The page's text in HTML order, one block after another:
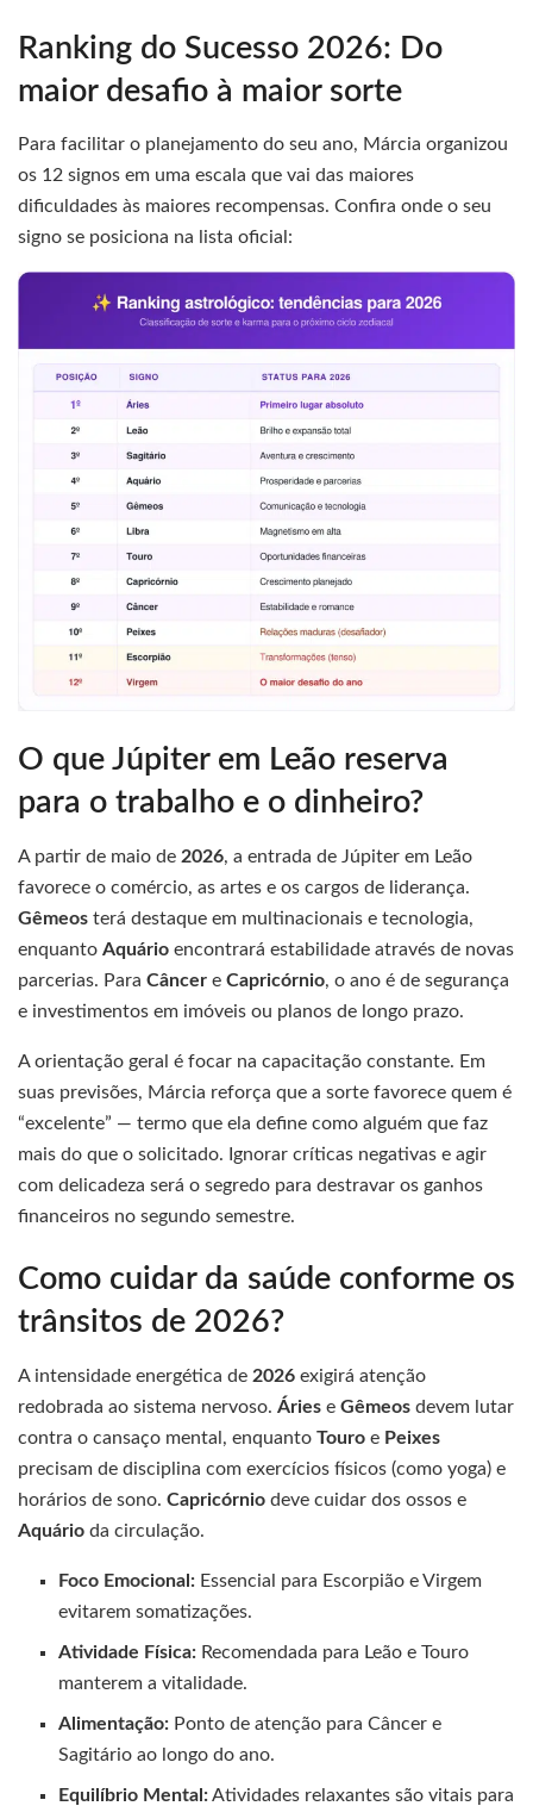
Ranking do Sucesso 2026: Do
maior desafio à maior sorte
Para facilitar o planejamento do seu ano, Márcia organizou
os 12 signos em uma escala que vai das maiores
dificuldades às maiores recompensas. Confira onde o seu
signo se posiciona na lista oficial:
O que Júpiter em Leão reserva
para o trabalho e o dinheiro?
A partir de maio de 2026, a entrada de Júpiter em Leão
favorece o comércio, as artes e os cargos de liderança.
Gêmeos terá destaque em multinacionais e tecnologia,
enquanto Aquário encontrará estabilidade através de novas
parcerias. Para Câncer e Capricórnio, o ano é de segurança
e investimentos em imóveis ou planos de longo prazo.
A orientação geral é focar na capacitação constante. Em
suas previsões, Márcia reforça que a sorte favorece quem é
“excelente” — termo que ela define como alguém que faz
mais do que o solicitado. Ignorar críticas negativas e agir
com delicadeza será o segredo para destravar os ganhos
financeiros no segundo semestre.
Como cuidar da saúde conforme os
trânsitos de 2026?
A intensidade energética de 2026 exigirá atenção
redobrada ao sistema nervoso. Áries e Gêmeos devem lutar
contra o cansaço mental, enquanto Touro e Peixes
precisam de disciplina com exercícios físicos (como yoga) e
horários de sono. Capricórnio deve cuidar dos ossos e
Aquário da circulação.
Foco Emocional: Essencial para Escorpião e Virgem
evitarem somatizações.
Atividade Física: Recomendada para Leão e Touro
manterem a vitalidade.
Alimentação: Ponto de atenção para Câncer e
Sagitário ao longo do ano.
Equilíbrio Mental:Atividades relaxantes são vitais para